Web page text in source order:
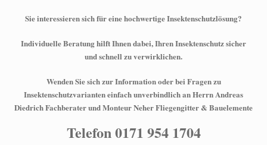
Sie interessieren sich für eine hochwertige Insektenschutzlösung?
Individuelle Beratung hilft Ihnen dabei, Ihren Insektenschutz sicher
und schnell zu verwirklichen.
Wenden Sie sich zur Information oder bei Fragen zu
Insektenschutzvarianten einfach unverbindlich an Herrn Andreas
Diedrich Fachberater und Monteur Neher Fliegengitter & Bauelemente
Telefon 0171 954 1704